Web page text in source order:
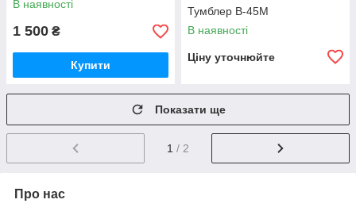
В наявності
1 500 ₴
Купити
Тумблер В-45М
В наявності
Ціну уточнюйте
Показати ще
1 / 2
Про нас